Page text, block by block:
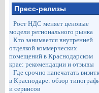
Пресс-релизы
Рост НДС меняет ценовые
модели регионального рынка
Кто занимается внутренней
отделкой коммерческих
помещений в Краснодарском
крае: рекомендации и отзывы
Где срочно напечатать
в Краснодаре: обзор
и сервисов